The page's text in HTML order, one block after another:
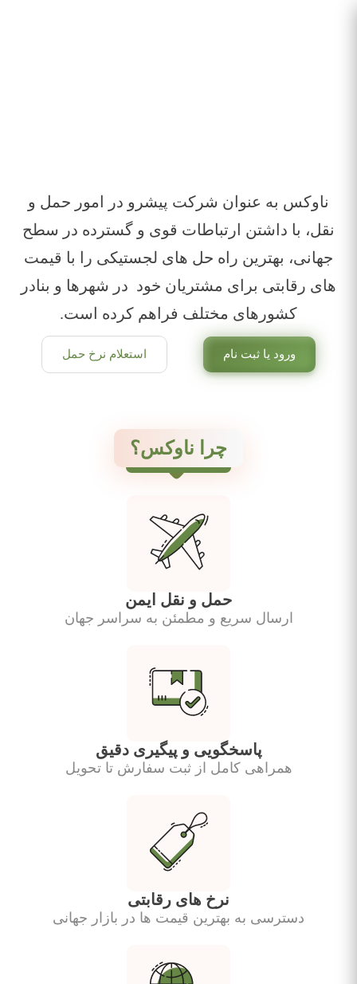
ناوکس به عنوان شرکت پیشرو در امور حمل و
نقل، با داشتن ارتباطات قوی و گسترده در سطح
جهانی، بهترین راه حل های لجستیکی را با قیمت
های رقابتی برای مشتریان خود در شهرها و بنادر
کشورهای مختلف فراهم کرده است.
ورود یا ثبت نام استعلام نرخ حمل
چرا ناوکس؟
حمل و نقل ایمن
ارسال سریع و مطمئن به سراسر جهان
پاسخگویی و پیگیری دقیق
همراهی کامل از ثبت سفارش تا تحویل
نرخ های رقابتی
دسترسی به بهترین قیمت ها در بازار جهانی